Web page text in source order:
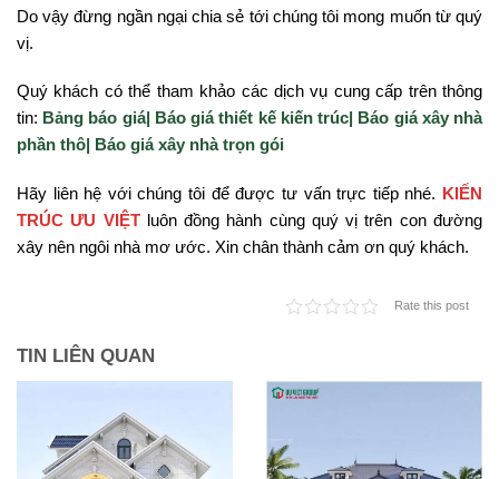
Do vậy đừng ngần ngại chia sẻ tới chúng tôi mong muốn từ quý
vị.
Quý khách có thể tham khảo các dịch vụ cung cấp trên thông
tin: Bảng báo giá| Báo giá thiết kế kiến trúc| Báo giá xây nhà
phần thô| Báo giá xây nhà trọn gói
Hãy liên hệ với chúng tôi để được tư vấn trực tiếp nhé. KIẾN
TRÚC ƯU VIỆTluôn đồng hành cùng quý vị trên con đường
xây nên ngôi nhà mơ ước. Xin chân thành cảm ơn quý khách.
Rate this post
TIN LIÊN QUAN